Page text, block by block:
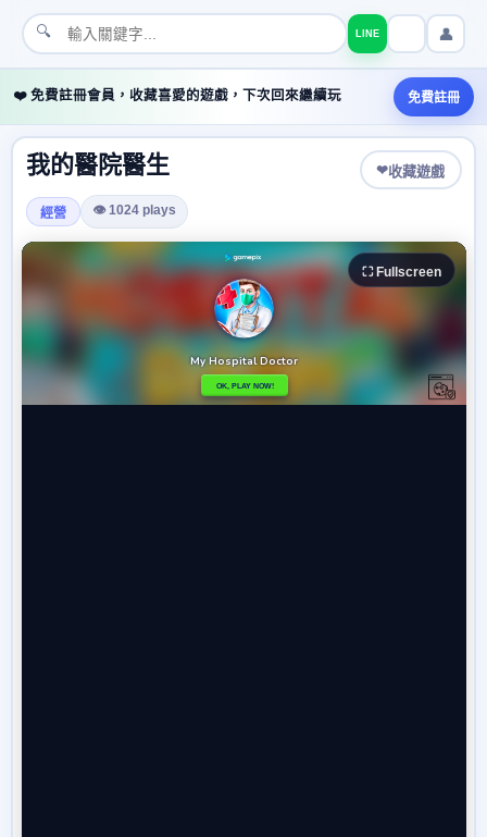
🔍 LINE 👤
❤️ 免費註冊會員，收藏喜愛的遊戲，下次回來繼續玩 免費註冊
我的醫院醫生 ❤收藏遊戲
經營 👁 1024 plays
⛶ Fullscreen